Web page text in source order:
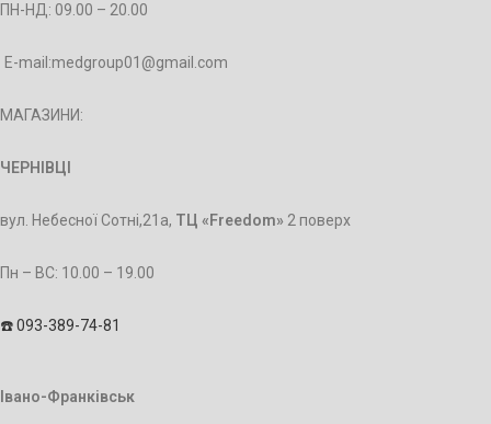
ПН-НД: 09.00 – 20.00
E-mail:medgroup01@gmail.com
МАГАЗИНИ:
ЧЕРНІВЦІ
вул. Небесної Сотні,21а, ТЦ «Freedom» 2 поверх
Пн – BC: 10.00 – 19.00
☎️ 093-389-74-81
Івано-Франківськ